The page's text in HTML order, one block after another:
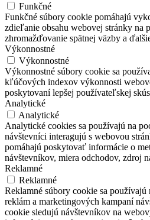
Funkčné
Funkčné súbory cookie pomáhajú
zdieľanie obsahu webovej stránky na
zhromažďovanie spätnej väzby a
Výkonnostné
Výkonnostné
Výkonnostné súbory cookie sa
kľúčových indexov výkonnosti
poskytovaní lepšej používateľskej
Analytické
Analytické
Analytické cookies sa používajú na
návštevníci interagujú s webovou
pomáhajú poskytovať informácie o
návštevníkov, miera odchodov, zdroj
Reklamné
Reklamné
Reklamné súbory cookie sa
reklám a marketingových kampaní
cookie sledujú návštevníkov na